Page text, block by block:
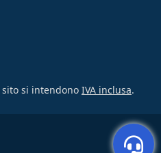
si intendono IVA inclusa.